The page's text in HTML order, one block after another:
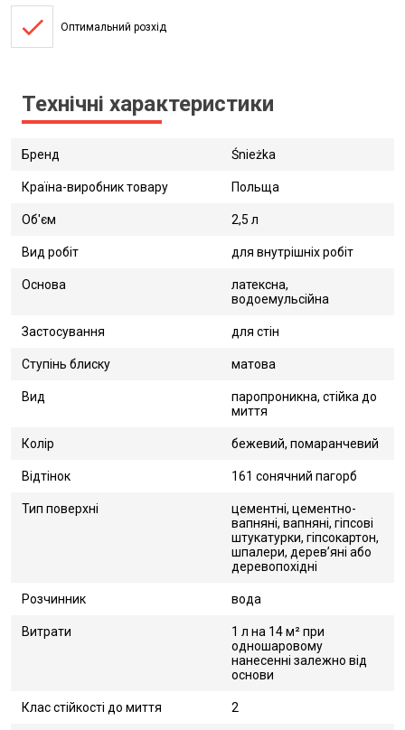
done Оптимальний розхід
Технічні характеристики
Бренд Śnieżka
Країна-виробник товару Польща
Об'єм 2,5 л
Вид робіт для внутрішніх робіт
Основа
латексна,
водоемульсійна
Застосування для стін
Ступінь блиску матова
Вид
паропроникна, стійка до
миття
Колір бежевий, помаранчевий
Відтінок 161 сонячний пагорб
Тип поверхні
цементні, цементно-
вапняні, вапняні, гіпсові
штукатурки, гіпсокартон,
шпалери, дерев’яні або
деревопохідні
Розчинник вода
Витрати
1 л на 14 м² при
одношаровому
нанесенні залежно від
основи
Клас стійкості до миття 2